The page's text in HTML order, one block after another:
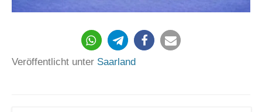
303
Veröffentlicht unter Saarland